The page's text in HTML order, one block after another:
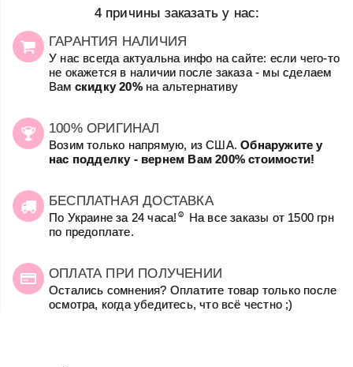
4 причины заказать у нас:
ГАРАНТИЯ НАЛИЧИЯ
У нас всегда актуальна инфо на сайте: если чего-то
не окажется в наличии после заказа - мы сделаем
Вам скидку 20%на альтернативу
100% ОРИГИНАЛ
Возим только напрямую, из США.Обнаружите у
нас подделку - вернем Вам 200% стоимости!
БЕСПЛАТНАЯ ДОСТАВКА
По Украине за 24 часа! ☺
На все заказы от 1500 грн
по предоплате.
ОПЛАТА ПРИ ПОЛУЧЕНИИ
Остались сомнения? Оплатите товар только после
осмотра, когда убедитесь, что всё честно ;)